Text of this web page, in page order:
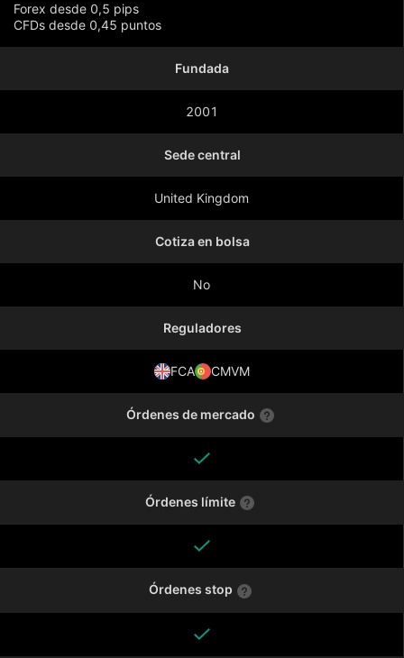
Forex desde 0,5 pips
CFDs desde 0,45 puntos
Fundada
2001
Sede central
United Kingdom
Cotiza en bolsa
No
Reguladores
FCA CMVM
Órdenes de mercado
Órdenes límite
Órdenes stop